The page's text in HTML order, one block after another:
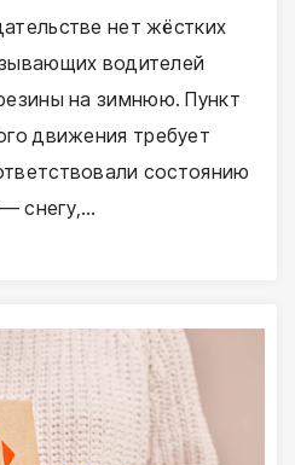
нет жёстких
водителей
на зимнюю. Пункт
движения требует
состоянию
снегу,…